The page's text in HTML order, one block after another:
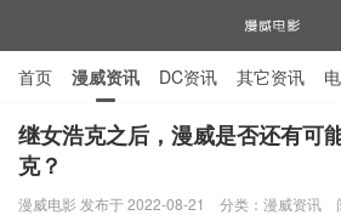
漫威电影
首页 漫威资讯 DC资讯 其它资讯
电视剧资源 漫威图片
继女浩克之后，漫威是否还有可
克？
漫威电影 发布于 2022-08-21 分类： 漫威资讯